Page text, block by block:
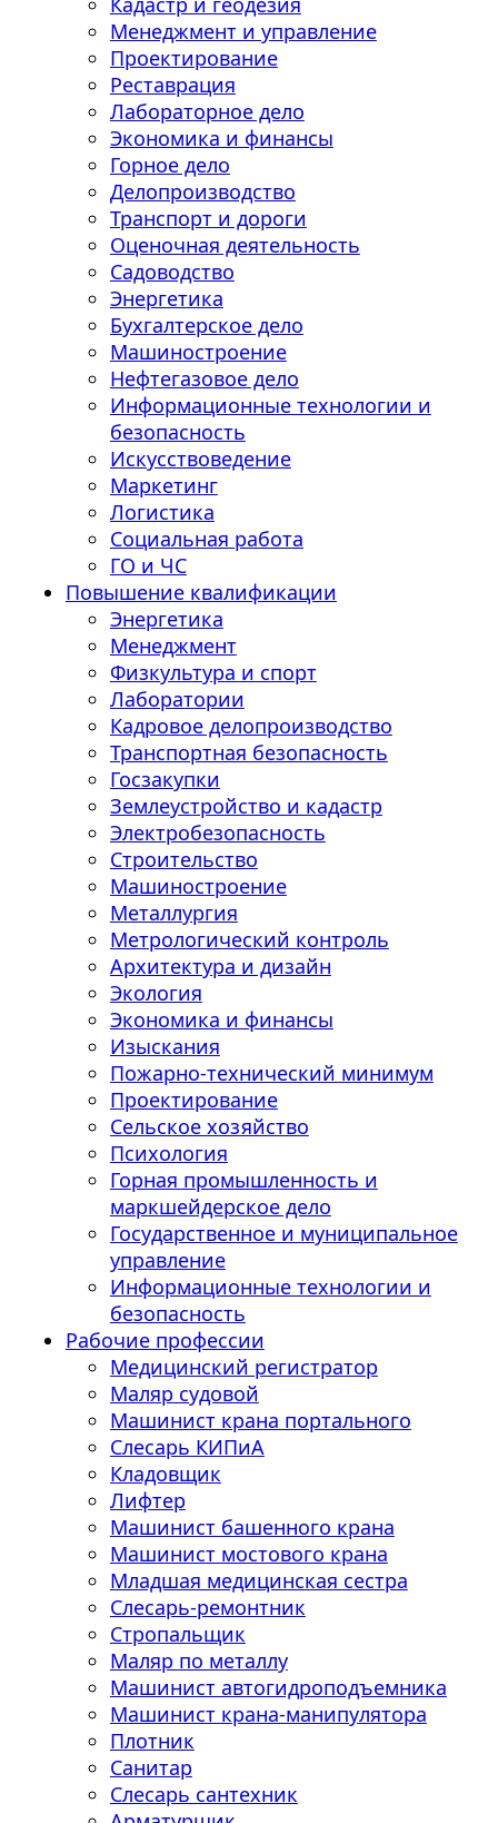
Менеджмент и управление
Проектирование
Реставрация
Лабораторное дело
Экономика и финансы
Горное дело
Делопроизводство
Транспорт и дороги
Оценочная деятельность
Садоводство
Энергетика
Бухгалтерское дело
Машиностроение
Нефтегазовое дело
Информационные технологии и
безопасность
Искусствоведение
Маркетинг
Логистика
Социальная работа
ГО и ЧС
Повышение квалификации
Энергетика
Менеджмент
Физкультура и спорт
Лаборатории
Кадровое делопроизводство
Транспортная безопасность
Госзакупки
Землеустройство и кадастр
Электробезопасность
Строительство
Машиностроение
Металлургия
Метрологический контроль
Архитектура и дизайн
Экология
Экономика и финансы
Изыскания
Пожарно-технический минимум
Проектирование
Сельское хозяйство
Психология
Горная промышленность и
маркшейдерское дело
Государственное и муниципальное
управление
Информационные технологии и
безопасность
Рабочие профессии
Медицинский регистратор
Маляр судовой
Машинист крана портального
Слесарь КИПиА
Кладовщик
Лифтер
Машинист башенного крана
Машинист мостового крана
Младшая медицинская сестра
Слесарь-ремонтник
Стропальщик
Маляр по металлу
Машинист автогидроподъемника
Машинист крана-манипулятора
Плотник
Санитар
Слесарь сантехник